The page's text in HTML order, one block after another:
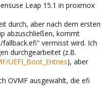
Leap 15.1 in proxmox
durch, aber nach dem ersten
abzuschließen, kommt
vermisst wird. Ich
durchgearbeitet (z.B.
UEFI_Boot_Entries), aber
OVMF ausgewählt, die efi